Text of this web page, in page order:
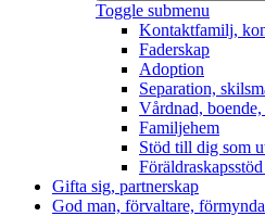
Toggle submenu
Kontaktfamilj,
Faderskap
Adoption
Separation,
Vårdnad,
Familjehem
Stöd till dig som
Gifta sig, partnerskap
God man, förvaltare,